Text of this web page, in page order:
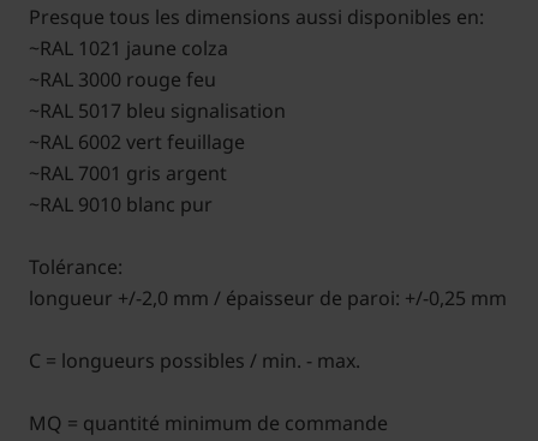
Presque tous les dimensions aussi disponibles en:
~RAL 1021 jaune colza
~RAL 3000 rouge feu
~RAL 5017 bleu signalisation
~RAL 6002 vert feuillage
~RAL 7001 gris argent
~RAL 9010 blanc pur
Tolérance:
longueur +/-2,0 mm / épaisseur de paroi: +/-0,25 mm
C = longueurs possibles / min. - max.
MQ = quantité minimum de commande